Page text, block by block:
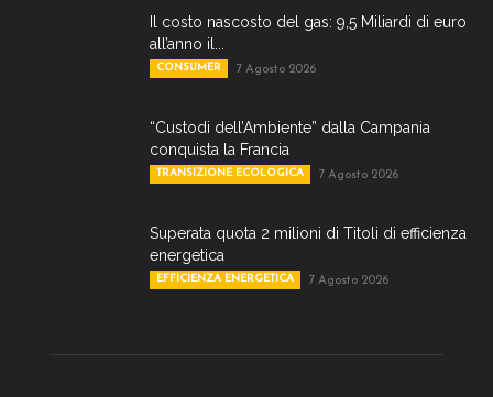
Il costo nascosto del gas: 9,5 Miliardi di euro
all’anno il...
CONSUMER 7 Agosto 2026
“Custodi dell’Ambiente” dalla Campania
conquista la Francia
TRANSIZIONE ECOLOGICA 7 Agosto 2026
Superata quota 2 milioni di Titoli di efficienza
energetica
EFFICIENZA ENERGETICA 7 Agosto 2026